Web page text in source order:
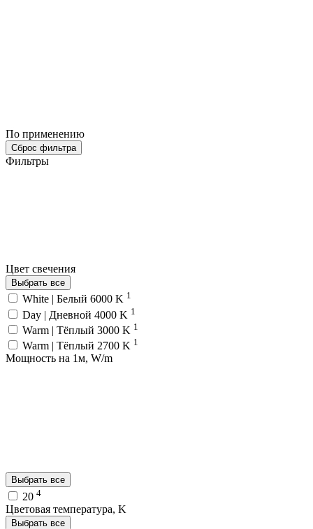
По применению
Сброс фильтра
Фильтры
Цвет свечения
Выбрать все
White | Белый 6000 K 1
Day | Дневной 4000 K 1
Warm | Тёплый 3000 K 1
Warm | Тёплый 2700 K 1
Мощность на 1м, W/m
Выбрать все
20 4
Цветовая температура, K
Выбрать все